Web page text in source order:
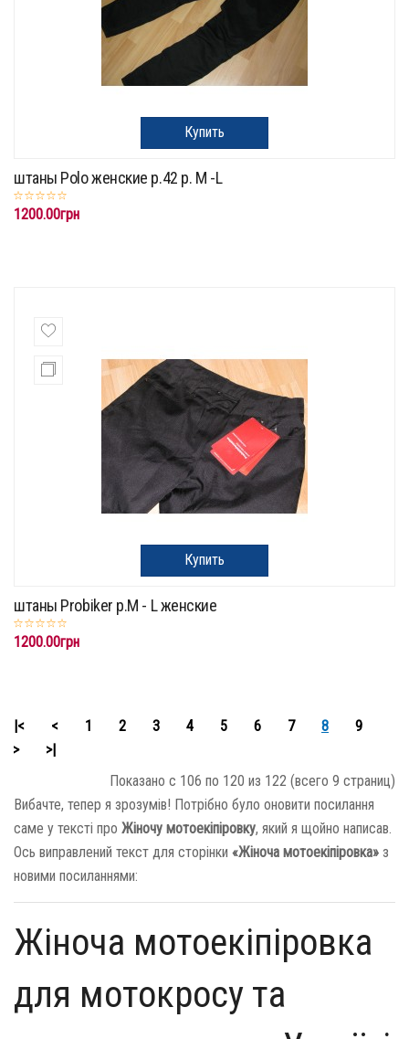
Купить
штаны Polo женские р.42 p. M -L
1200.00грн
Купить
штаны Probiker p.M - L женские
1200.00грн
|< < 1 2 3 4 5 6 7 8
9
>
>|
Показано с 106 по 120 из 122 (всего 9 страниц)
Вибачте, тепер я зрозумів! Потрібно було оновити посилання
саме у тексті про Жіночу мотоекіпіровку, який я щойно написав.
Ось виправлений текст для сторінки «Жіноча мотоекіпіровка» з
новими посиланнями:
Жіноча мотоекіпіровка
для мотокросу та